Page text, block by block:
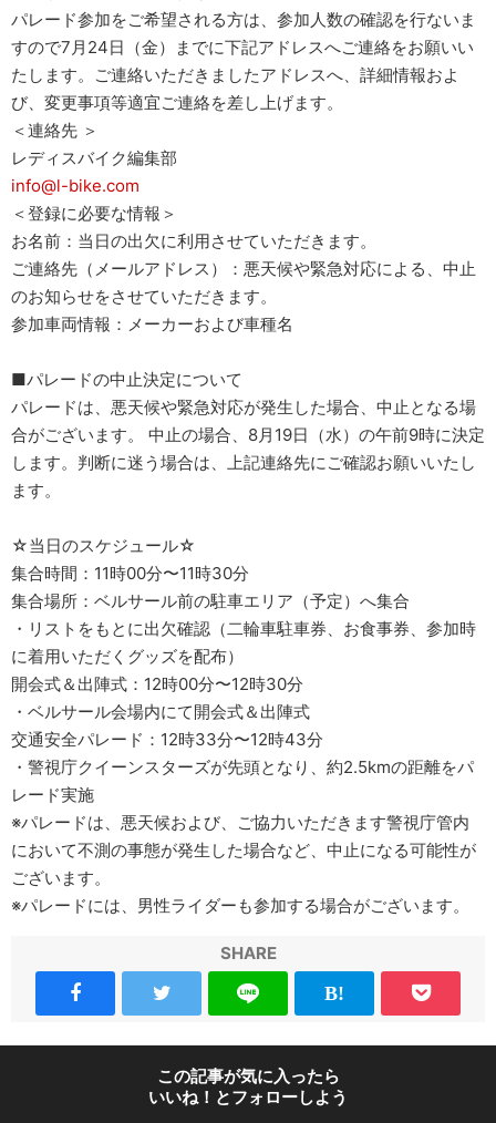
パレード参加をご希望される方は、参加人数の確認を行ないま
すので7月24日（金）までに下記アドレスへご連絡をお願いい
たします。ご連絡いただきましたアドレスへ、詳細情報およ
び、変更事項等適宜ご連絡を差し上げます。
＜連絡先 ＞
レディスバイク編集部
info@l-bike.com
＜登録に必要な情報＞
お名前：当日の出欠に利用させていただきます。
ご連絡先（メールアドレス）：悪天候や緊急対応による、中止
のお知らせをさせていただきます。
参加車両情報：メーカーおよび車種名
■パレードの中止決定について
パレードは、悪天候や緊急対応が発生した場合、中止となる場
合がございます。 中止の場合、8月19日（水）の午前9時に決定
します。判断に迷う場合は、上記連絡先にご確認お願いいたし
ます。
☆当日のスケジュール☆
集合時間：11時00分〜11時30分
集合場所：ベルサール前の駐車エリア（予定）へ集合
・リストをもとに出欠確認（二輪車駐車券、お食事券、参加時
に着用いただくグッズを配布）
開会式＆出陣式：12時00分〜12時30分
・ベルサール会場内にて開会式＆出陣式
交通安全パレード：12時33分〜12時43分
・警視庁クイーンスターズが先頭となり、約2.5kmの距離をパ
レード実施
※パレードは、悪天候および、ご協力いただきます警視庁管内
において不測の事態が発生した場合など、中止になる可能性が
ございます。
※パレードには、男性ライダーも参加する場合がございます。
SHARE
この記事が気に入ったら
いいね！とフォローしよう